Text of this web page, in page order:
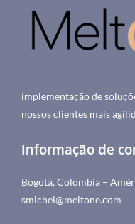
implementação de
nossos clientes mais
Informação de
Bogotá, Colombia –
smichel@meltone.com